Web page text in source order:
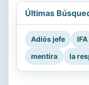
Últimas
Adiós jefe IFA
mentira
la